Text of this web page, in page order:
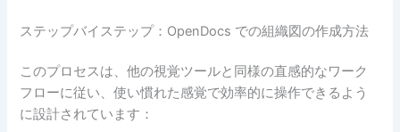
ステップバイステップ：OpenDocs での組織図の作成方法
このプロセスは、他の視覚ツールと同様の直感的なワーク
フローに従い、使い慣れた感覚で効率的に操作できるよう
に設計されています：